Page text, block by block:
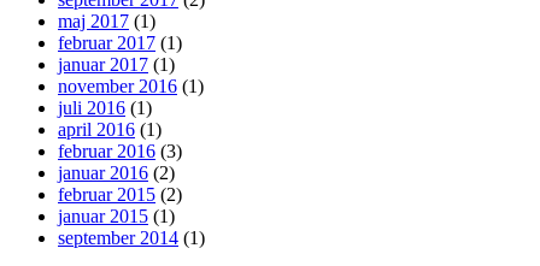
maj 2017 (1)
februar 2017 (1)
januar 2017 (1)
november 2016 (1)
juli 2016 (1)
april 2016 (1)
februar 2016 (3)
januar 2016 (2)
februar 2015 (2)
januar 2015 (1)
september 2014 (1)